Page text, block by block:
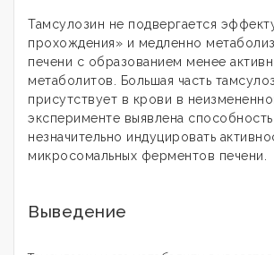
Тамсулозин не подвергается
прохождения» и медленно
печени с образованием менее
метаболитов. Большая часть
присутствует в крови в
эксперименте выявлена
незначительно индуцировать
микросомальных ферментов печени.
Выведение